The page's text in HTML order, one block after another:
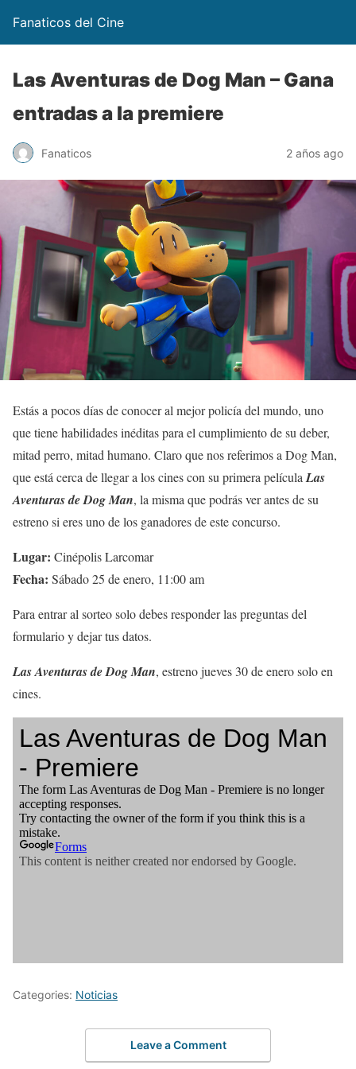
Fanaticos del Cine
Las Aventuras de Dog Man – Gana
entradas a la premiere
Fanaticos 2 años ago
Estás a pocos días de conocer al mejor policía del mundo, uno
que tiene habilidades inéditas para el cumplimiento de su deber,
mitad perro, mitad humano. Claro que nos referimos a Dog Man,
que está cerca de llegar a los cines con su primera película Las
Aventuras de Dog Man, la misma que podrás ver antes de su
estreno si eres uno de los ganadores de este concurso.
Lugar: Cinépolis Larcomar
Fecha: Sábado 25 de enero, 11:00 am
Para entrar al sorteo solo debes responder las preguntas del
formulario y dejar tus datos.
Las Aventuras de Dog Man, estreno jueves 30 de enero solo en
cines.
Categories: Noticias
Leave a Comment